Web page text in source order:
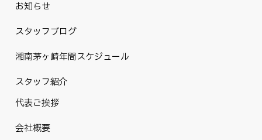
お知らせ
スタッフブログ
湘南茅ヶ崎年間スケジュール
スタッフ紹介
代表ご挨拶
会社概要